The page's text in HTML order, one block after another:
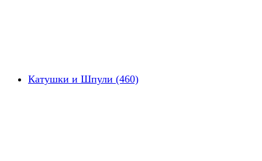
Катушки и Шпули (460)